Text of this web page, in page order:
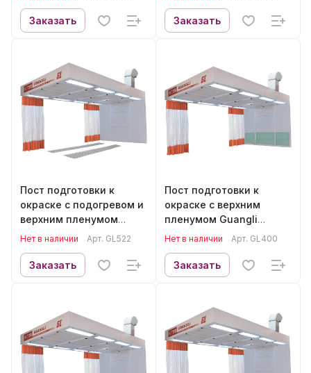
Заказать Заказать
Пост подготовки к
окраске с подогревом и
верхним пленумом
Guangli GL522
Нет в наличии Арт. GL522
Заказать
Пост подготовки к
окраске с верхним
пленумом Guangli
GL400
Нет в наличии Арт. GL400
Заказать